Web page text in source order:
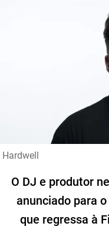
Hardwell
O DJ e produtor
anunciado para
que regressa à